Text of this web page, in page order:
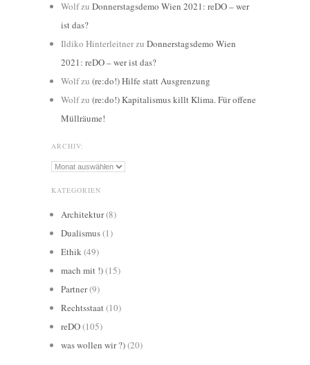
Wolfzu Donnerstagsdemo Wien 2021: reDO – wer
ist das?
Ildiko Hinterleitnerzu Donnerstagsdemo Wien
2021: reDO – wer ist das?
Wolfzu (re:do!) Hilfe statt Ausgrenzung
Wolfzu (re:do!) Kapitalismus killt Klima. Für offene
Müllräume!
ARCHIV:
Archiv:
KATEGORIEN
Architektur(8)
Dualismus(1)
Ethik (49)
mach mit !)(15)
Partner(9)
Rechtsstaat (10)
reDO(105)
was wollen wir ?)(20)